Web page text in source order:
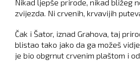
Nikad ljepše prirode, nikad bližeg
zvijezda. Ni crvenih, krvavijih
Čak i Šator, iznad Grahova, taj
blistao tako jako da ga možeš
je bio obgrnut crvenim plaštom i